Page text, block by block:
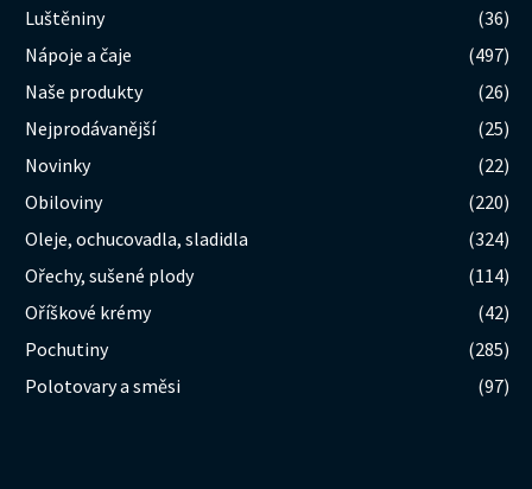
Luštěniny
(36)
Nápoje a čaje
(497)
Naše produkty
(26)
Nejprodávanější
(25)
Novinky
(22)
Obiloviny
(220)
Oleje, ochucovadla, sladidla
(324)
Ořechy, sušené plody
(114)
Oříškové krémy
(42)
Pochutiny
(285)
Polotovary a směsi
(97)